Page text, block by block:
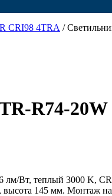
CRI98 4TRA /
R74-20W
Вт, теплый 3000 K,
145 мм. Монтаж